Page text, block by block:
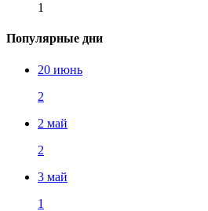
1
Популярные дни
20 июнь
2
2 май
2
3 май
1